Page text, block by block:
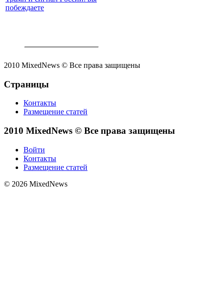
побеждаете
2010 MixedNews © Все права защищены
Страницы
Контакты
Размещение статей
2010 MixedNews © Все права защищены
Войти
Контакты
Размещение статей
© 2026 MixedNews